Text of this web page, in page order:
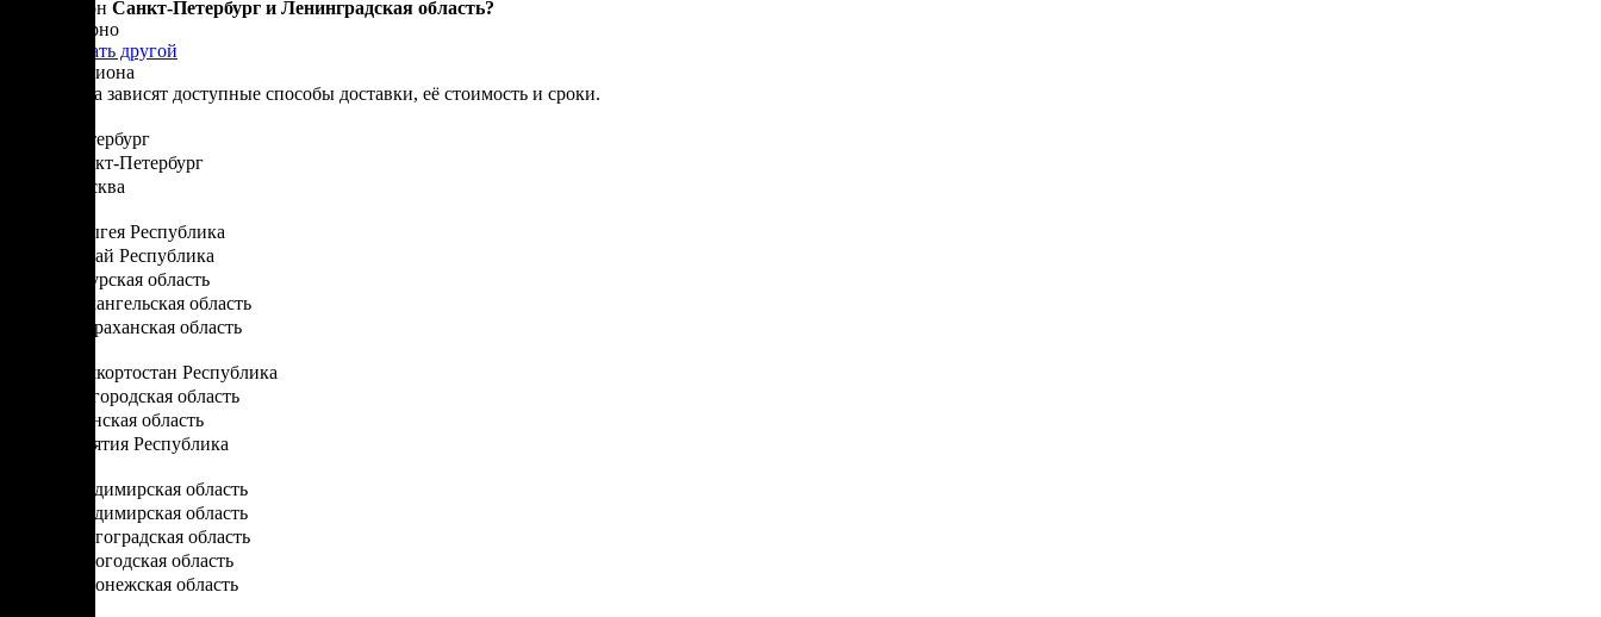
Ваш регион Санкт-Петербург и Ленинградская область?
Да, все верно
Нет, выбрать другой
Выбор региона
От региона зависят доступные способы доставки, её стоимость и сроки.
Санкт-Петербург
Санкт-Петербург
Москва
Адыгея Республика
Алтай Республика
Амурская область
Архангельская область
Астраханская область
Башкортостан Республика
Белгородская область
Брянская область
Бурятия Республика
Владимирская область
Владимирская область
Волгоградская область
Вологодская область
Воронежская область